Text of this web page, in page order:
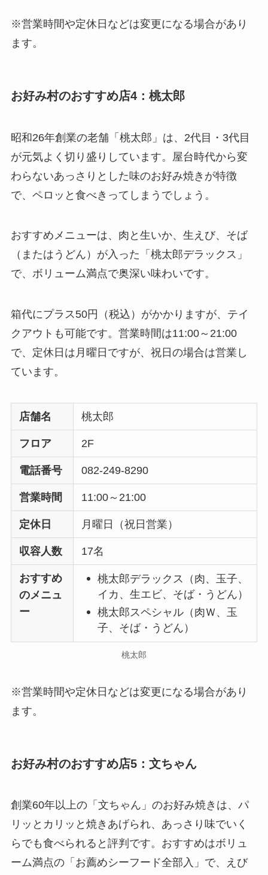
※営業時間や定休日などは変更になる場合があり
ます。
お好み村のおすすめ店4：桃太郎
昭和26年創業の老舗「桃太郎」は、2代目・3代目
が元気よく切り盛りしています。屋台時代から変
わらないあっさりとした味のお好み焼きが特徴
で、ペロッと食べきってしまうでしょう。
おすすめメニューは、肉と生いか、生えび、そば
（またはうどん）が入った「桃太郎デラックス」
で、ボリューム満点で奥深い味わいです。
箱代にプラス50円（税込）がかかりますが、テイ
クアウトも可能です。営業時間は11:00～21:00
で、定休日は月曜日ですが、祝日の場合は営業し
ています。
店舗名 桃太郎
フロア 2F
電話番号 082-249-8290
営業時間 11:00～21:00
定休日 月曜日（祝日営業）
収容人数 17名
おすすめ
のメニュ
ー
桃太郎デラックス（肉、玉子、
イカ、生エビ、そば・うどん）
桃太郎スペシャル（肉Ｗ、玉
子、そば・うどん）
桃太郎
※営業時間や定休日などは変更になる場合があり
ます。
お好み村のおすすめ店5：文ちゃん
創業60年以上の「文ちゃん」のお好み焼きは、パ
リッとカリッと焼きあげられ、あっさり味でいく
らでも食べられると評判です。おすすめはボリュ
ーム満点の「お薦めシーフード全部入」で、えび